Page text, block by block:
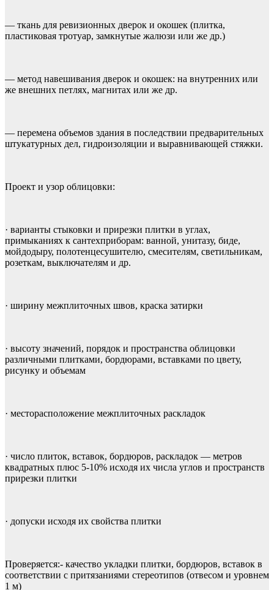
— ткань для ревизионных дверок и окошек (плитка,
пластиковая тротуар, замкнутые жалюзи или же др.)
— метод навешивания дверок и окошек: на внутренних или
же внешних петлях, магнитах или же др.
— перемена объемов здания в последствии предварительных
штукатурных дел, гидроизоляции и выравнивающей стяжки.
Проект и узор облицовки:
· варианты стыковки и прирезки плитки в углах,
примыканиях к сантехприборам: ванной, унитазу, биде,
мойдодыру, полотенцесушителю, смесителям, светильникам,
розеткам, выключателям и др.
· ширину межплиточных швов, краска затирки
· высоту значений, порядок и пространства облицовки
различными плитками, бордюрами, вставками по цвету,
рисунку и объемам
· месторасположение межплиточных раскладок
· число плиток, вставок, бордюров, раскладок — метров
квадратных плюс 5-10% исходя их числа углов и пространств
прирезки плитки
· допуски исходя их свойства плитки
Проверяется:- качество укладки плитки, бордюров, вставок в
соответствии с притязаниями стереотипов (отвесом и уровнем
1 м)